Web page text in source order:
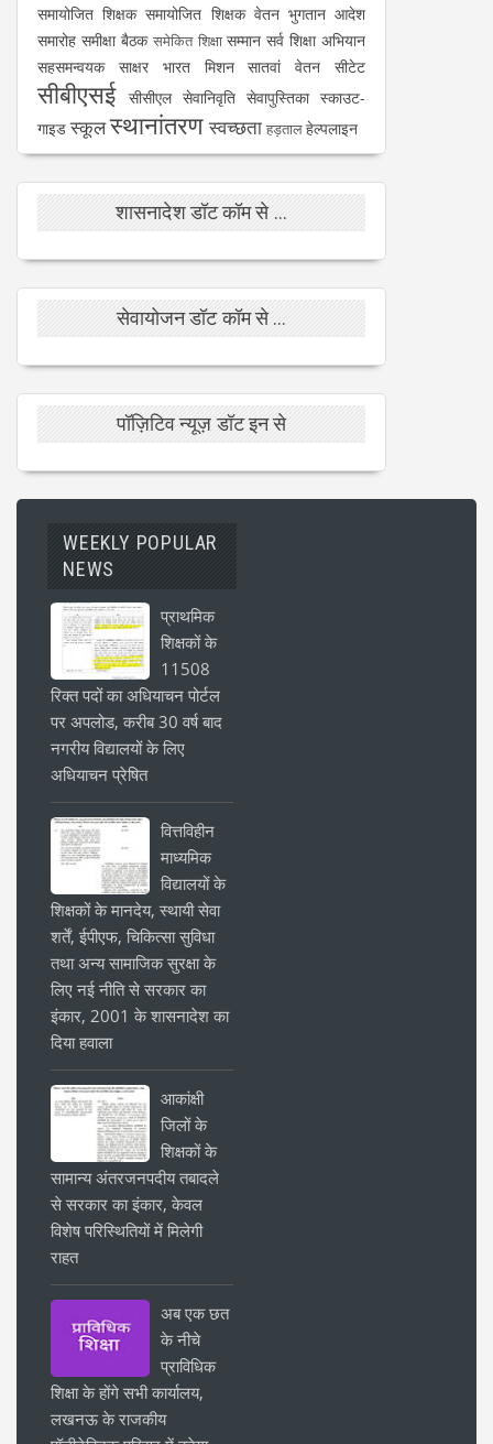
समायोजित शिक्षक समायोजित शिक्षक वेतन भुगतान आदेश
समारोह समीक्षा बैठक समेकित शिक्षा सम्मान सर्व शिक्षा अभियान
सहसमन्वयक
साक्षर भारत मिशन सातवां वेतन सीटेट
सीबीएसई सीसीएल सेवानिवृति सेवापुस्तिका स्काउट-
गाइड स्कूलस्थानांतरण स्वच्छता हड़तालहेल्पलाइन
शासनादेश डॉट कॉम से ...
सेवायोजन डॉट कॉम से ...
पॉज़िटिव न्यूज़ डॉट इन से
WEEKLY POPULAR
NEWS
प्राथमिक
शिक्षकों के
11508
रिक्त पदों का अधियाचन पोर्टल
पर अपलोड, करीब 30 वर्ष बाद
नगरीय विद्यालयों के लिए
अधियाचन प्रेषित
वित्तविहीन
माध्यमिक
विद्यालयों के
शिक्षकों के मानदेय, स्थायी सेवा
शर्तें, ईपीएफ, चिकित्सा सुविधा
तथा अन्य सामाजिक सुरक्षा के
लिए नई नीति से सरकार का
इंकार, 2001 के शासनादेश का
दिया हवाला
आकांक्षी
जिलों के
शिक्षकों के
सामान्य अंतरजनपदीय तबादले
से सरकार का इंकार, केवल
विशेष परिस्थितियों में मिलेगी
राहत
अब एक छत
के नीचे
प्राविधिक
शिक्षा के होंगे सभी कार्यालय,
लखनऊ के राजकीय